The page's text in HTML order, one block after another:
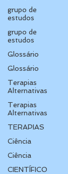
grupo de
estudos
grupo de
estudos
Glossário
Glossário
Terapias
Alternativas
Terapias
Alternativas
TERAPIAS
Ciência
Ciência
CIENTÍFICO